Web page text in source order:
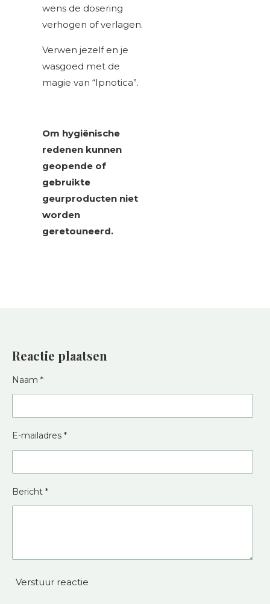
wens de dosering
verhogen of verlagen.
Verwen jezelf en je
wasgoed met de
magie van “Ipnotica”.
Om hygiënische
redenen kunnen
geopende of
gebruikte
geurproducten niet
worden
geretouneerd.
Reactie plaatsen
Naam *
E-mailadres *
Bericht *
Verstuur reactie